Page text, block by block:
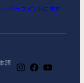
・ハラスメントに関す
語